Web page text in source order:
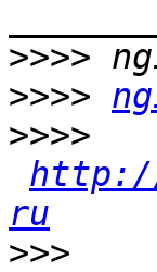
>>>>
>>>>
>>>>
ru
>>>